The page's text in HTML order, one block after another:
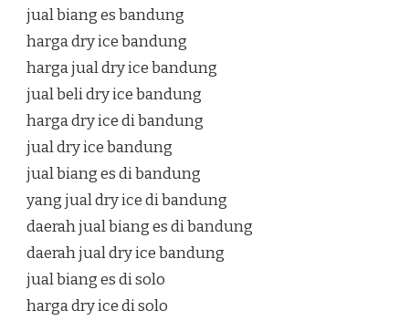
jual biang es bandung
harga dry ice bandung
harga jual dry ice bandung
jual beli dry ice bandung
harga dry ice di bandung
jual dry ice bandung
jual biang es di bandung
yang jual dry ice di bandung
daerah jual biang es di bandung
daerah jual dry ice bandung
jual biang es di solo
harga dry ice di solo